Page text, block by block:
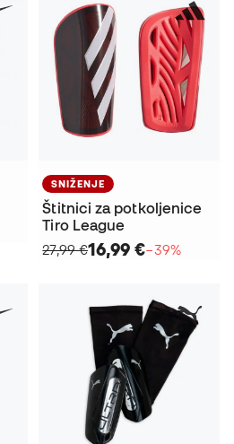
SNIŽENJE
Štitnici za potkoljenice
Tiro League
27,99 €16,99 €−39%